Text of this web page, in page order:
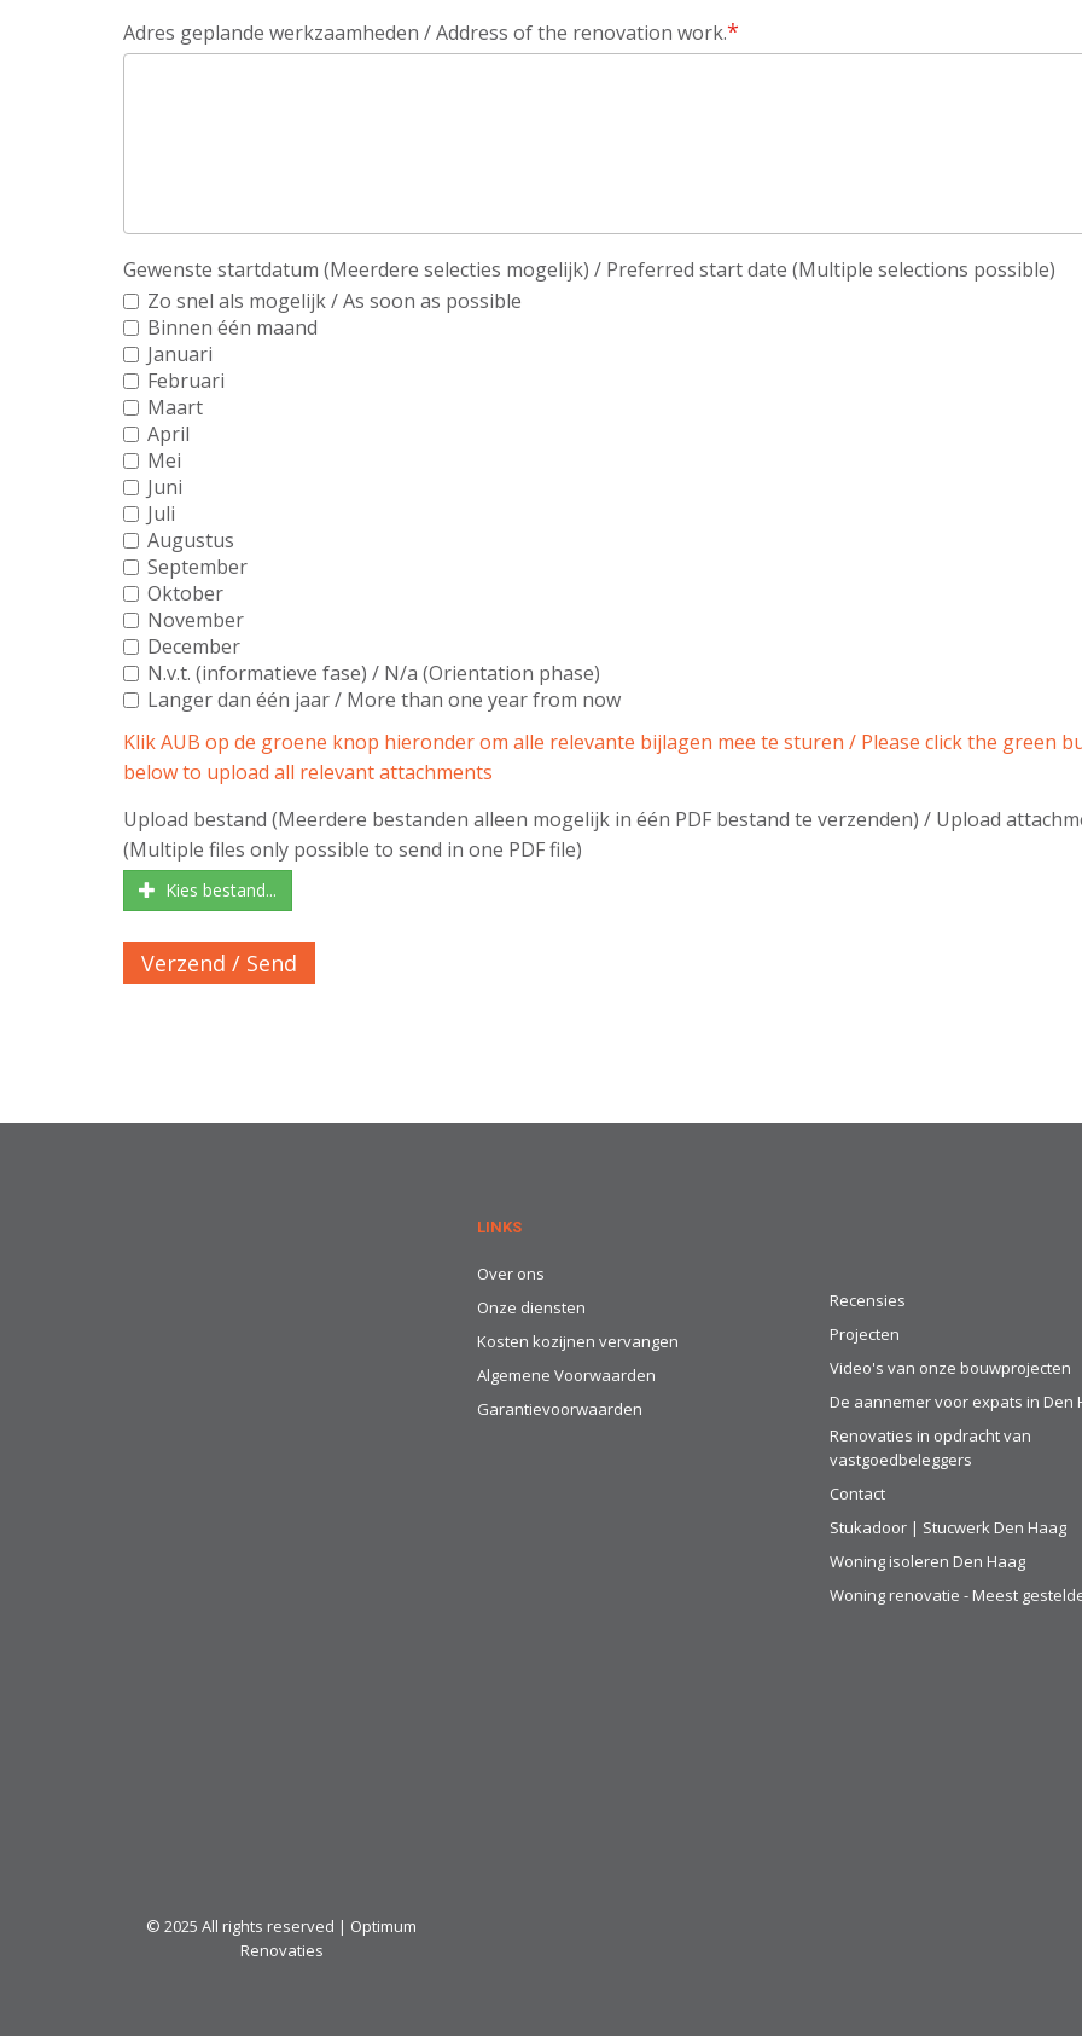
Adres geplande werkzaamheden / Address of the renovation work.*
Gewenste startdatum (Meerdere selecties mogelijk) / Preferred start date (Multiple selections possible)
Zo snel als mogelijk / As soon as possible
Binnen één maand
Januari
Februari
Maart
April
Mei
Juni
Juli
Augustus
September
Oktober
November
December
N.v.t. (informatieve fase) / N/a (Orientation phase)
Langer dan één jaar / More than one year from now
Klik AUB op de groene knop hieronder om alle relevante bijlagen mee te sturen / Please click the green
below to upload all relevant attachments
Upload bestand (Meerdere bestanden alleen mogelijk in één PDF bestand te verzenden) / Upload
(Multiple files only possible to send in one PDF file)
Kies bestand...
Verzend / Send
© 2025 All rights reserved | Optimum
Renovaties
LINKS
Over ons
Onze diensten
Kosten kozijnen vervangen
Algemene Voorwaarden
Garantievoorwaarden
Recensies
Projecten
Video's van onze bouwprojecten
De aannemer voor expats in Den
Renovaties in opdracht van
vastgoedbeleggers
Contact
Stukadoor | Stucwerk Den Haag
Woning isoleren Den Haag
Woning renovatie - Meest